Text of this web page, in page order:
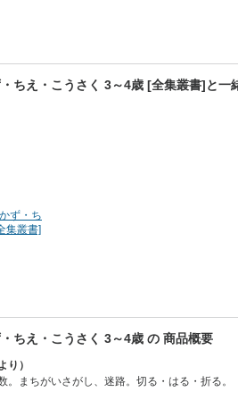
ちえ・こうさく 3～4歳 [全集叢書]と一
ず・ち
集叢書]
ちえ・こうさく 3～4歳 の 商品概要
り）
まちがいさがし、迷路。切る・はる・折る。